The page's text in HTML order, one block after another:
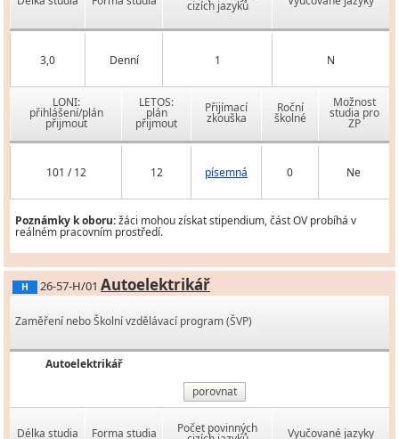
cizích jazyků
3,0 Denní 1 N
LONI:
přihlášení/plán
přijmout
LETOS:
plán
přijmout
Přijímací
zkouška
Roční
školné
Možnost
studia pro
ZP
101 / 12 12 písemná 0 Ne
Poznámky k oboru:žáci mohou získat stipendium, část OV probíhá v
reálném pracovním prostředí.
H 26-57-H/01 Autoelektrikář
Zaměření nebo Školní vzdělávací program (ŠVP)
Autoelektrikář
porovnat
Délka studia Forma studia Počet povinných Vyučované jazyky